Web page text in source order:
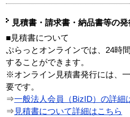
見積書・請求書・納品書等の
■見積書について
ぷらっとオンラインでは、24時
することができます。
※オンライン見積書発行には、
要です。
⇒一般法人会員（BizID）の詳細
⇒ 見積書について詳細はこちら